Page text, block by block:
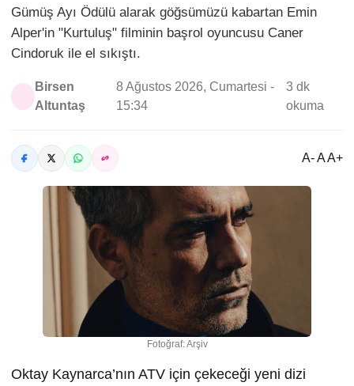
Gümüş Ayı Ödülü alarak göğsümüzü kabartan Emin
Alper'in "Kurtuluş" filminin başrol oyuncusu Caner
Cindoruk ile el sıkıştı.
Birsen
Altuntaş
8 Ağustos 2026, Cumartesi -
15:34
3 dk
okuma
A- A A+
Fotoğraf: Arşiv
Oktay Kaynarca’nın ATV için çekeceği yeni dizi